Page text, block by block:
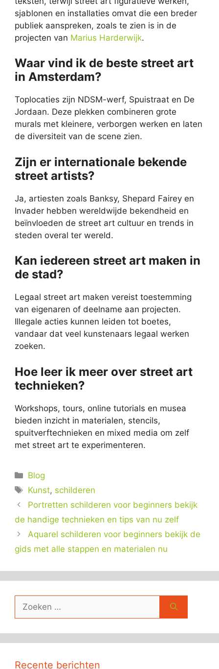
sjablonen en installaties omvat die een breder
publiek aanspreken, zoals te zien is in de
projecten van Marius Harderwijk.
Waar vind ik de beste street art
in Amsterdam?
Toplocaties zijn NDSM-werf, Spuistraat en De
Jordaan. Deze plekken combineren grote
murals met kleinere, verborgen werken en laten
de diversiteit van de scene zien.
Zijn er internationale bekende
street artists?
Ja, artiesten zoals Banksy, Shepard Fairey en
Invader hebben wereldwijde bekendheid en
beïnvloeden de street art cultuur en trends in
steden overal ter wereld.
Kan iedereen street art maken in
de stad?
Legaal street art maken vereist toestemming
van eigenaren of deelname aan projecten.
Illegale acties kunnen leiden tot boetes,
vandaar dat veel kunstenaars legaal werken
zoeken.
Hoe leer ik meer over street art
technieken?
Workshops, tours, online tutorials en musea
bieden inzicht in materialen, stencils,
spuitverftechnieken en mixed media om zelf
met street art te experimenteren.
Categorieën
Blog
Tags
Kunst, schilderen
Portretten schilderen voor beginners bekijk
de handige technieken en tips van nu zelf
Aquarel schilderen voor beginners bekijk de
gids met alle stappen en materialen nu
naar:
Recente berichten